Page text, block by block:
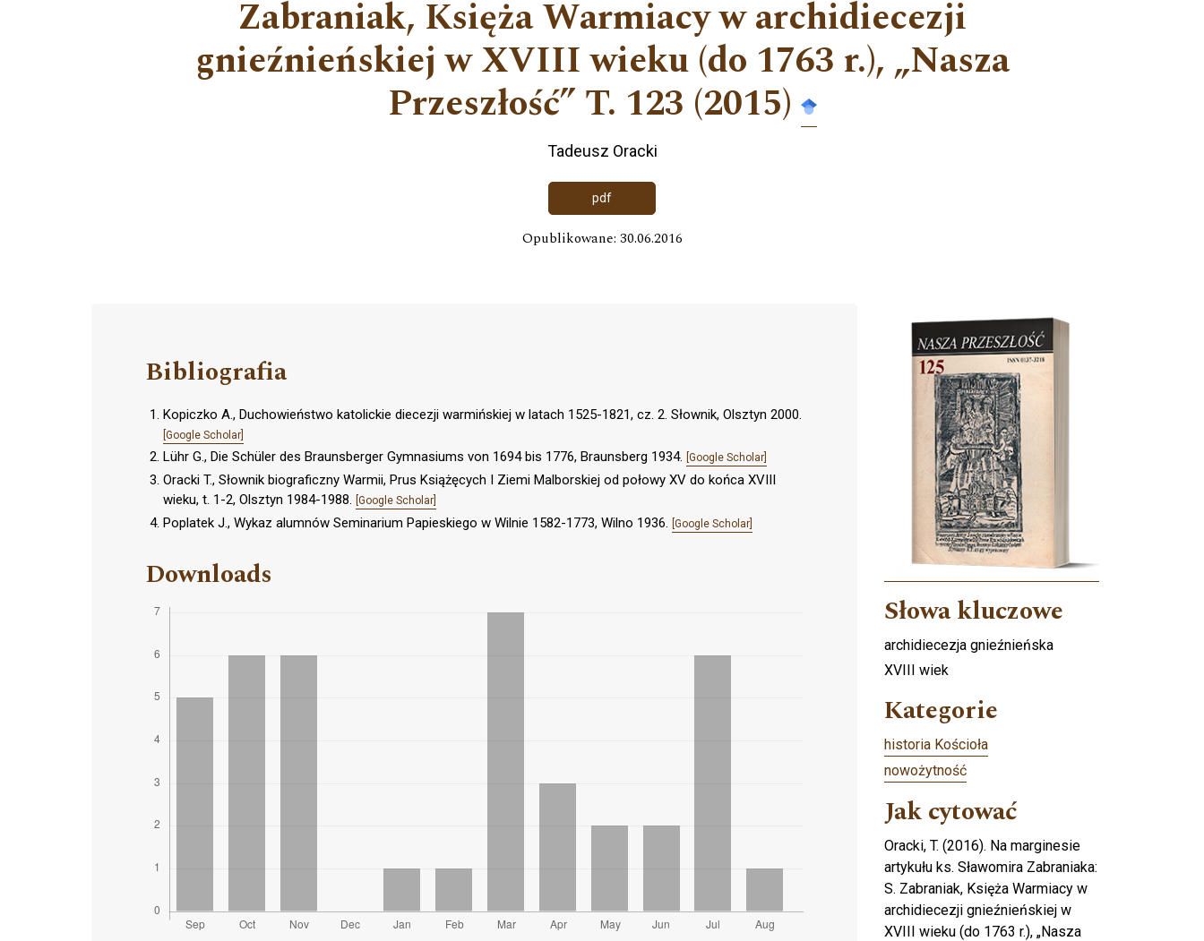
Zabraniak, Księża Warmiacy w archidiecezji
gnieźnieńskiej w XVIII wieku (do 1763 r.), „Nasza
Przeszłość” T. 123 (2015)
Tadeusz Oracki
pdf
Opublikowane: 30.06.2016
Bibliografia
Kopiczko A., Duchowieństwo katolickie diecezji warmińskiej w latach 1525-1821, cz. 2. Słownik, Olsztyn 2000.
[Google Scholar]
Lühr G., Die Schüler des Braunsberger Gymnasiums von 1694 bis 1776, Braunsberg 1934. [Google Scholar]
Oracki T., Słownik biograficzny Warmii, Prus Książęcych I Ziemi Malborskiej od połowy XV do końca XVIII
wieku, t. 1-2, Olsztyn 1984-1988. [Google Scholar]
Poplatek J., Wykaz alumnów Seminarium Papieskiego w Wilnie 1582-1773, Wilno 1936. [Google Scholar]
Downloads
Cover image
Słowa kluczowe
archidiecezja gnieźnieńska
XVIII wiek
Kategorie
historia Kościoła
nowożytność
Jak cytować
Oracki, T. (2016). Na marginesie
artykułu ks. Sławomira Zabraniaka:
S. Zabraniak, Księża Warmiacy w
archidiecezji gnieźnieńskiej w
XVIII wieku (do 1763 r.), „Nasza